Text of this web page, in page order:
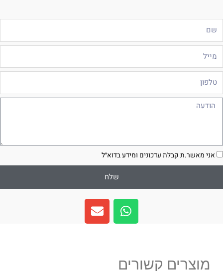
אני מאשר.ת קבלת עדכונים ומידע בדוא״ל
שלח
W
h
a
a
E
n
v
מוצרים קשורים